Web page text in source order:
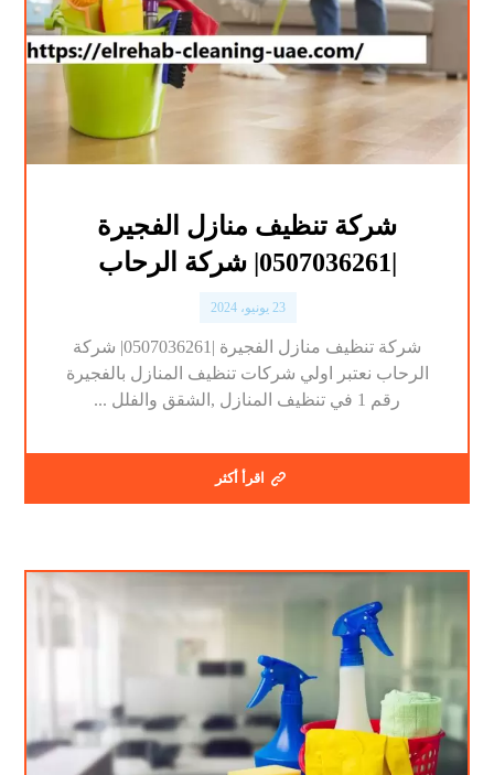
شركة تنظيف منازل الفجيرة
|0507036261| شركة الرحاب
23 يونيو، 2024
شركة تنظيف منازل الفجيرة |0507036261| شركة
الرحاب نعتبر اولي شركات تنظيف المنازل بالفجيرة
رقم 1 في تنظيف المنازل ,الشقق والفلل ...
اقرأ أكثر